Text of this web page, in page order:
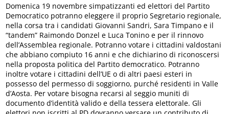
Domenica 19 novembre simpatizzanti ed elettori del Partito
Democratico potranno eleggere il proprio Segretario regionale,
nella corsa tra i candidati Giovanni Sandri, Sara Timpano e il
“tandem” Raimondo Donzel e Luca Tonino e per il rinnovo
dell’Assemblea regionale. Potranno votare i cittadini valdostani
che abbiano compiuto 16 anni e che dichiarino di riconoscersi
nella proposta politica del Partito democratico. Potranno
inoltre votare i cittadini dell’UE o di altri paesi esteri in
possesso del permesso di soggiorno, purché residenti in Valle
d’Aosta. Per votare bisogna recarsi al seggio muniti di
documento d’identità valido e della tessera elettorale. Gli